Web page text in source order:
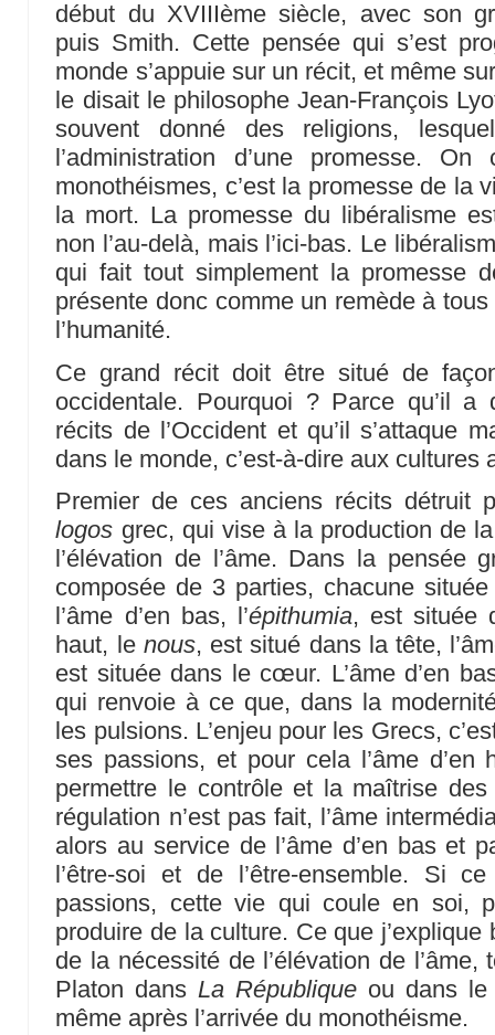
début du XVIIIème siècle, avec son
puis Smith. Cette pensée qui s’est
monde s’appuie sur un récit, et même
le disait le philosophe Jean-François
souvent donné des religions,
l’administration d’une promesse.
monothéismes, c’est la promesse de la
la mort. La promesse du libéralisme
non l’au-delà, mais l’ici-bas. Le
qui fait tout simplement la promesse
présente donc comme un remède à
l’humanité.
Ce grand récit doit être situé de
occidentale. Pourquoi ? Parce qu’il a
récits de l’Occident et qu’il s’attaque
dans le monde, c’est-à-dire aux cultures
Premier de ces anciens récits détruit
logos grec, qui vise à la production de
l’élévation de l’âme. Dans la pensée
composée de 3 parties, chacune
l’âme d’en bas, l’épithumia, est située
haut, le nous, est situé dans la tête,
est située dans le cœur. L’âme d’en
qui renvoie à ce que, dans la
les pulsions. L’enjeu pour les Grecs,
ses passions, et pour cela l’âme d’en
permettre le contrôle et la maîtrise
régulation n’est pas fait, l’âme
alors au service de l’âme d’en bas et
l’être-soi et de l’être-ensemble. Si
passions, cette vie qui coule en soi,
produire de la culture. Ce que j’explique
de la nécessité de l’élévation de l’âme,
Platon dans La République ou dans
même après l’arrivée du monothéisme.